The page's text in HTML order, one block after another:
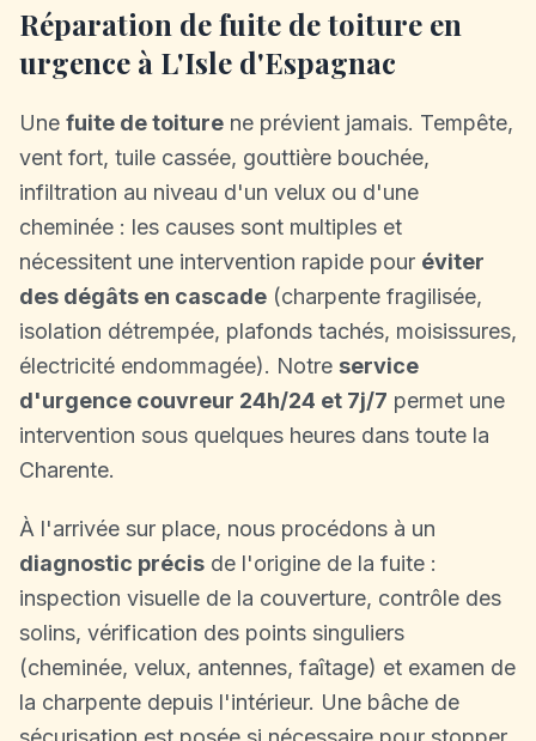
Réparation de fuite de toiture en
urgence à L'Isle d'Espagnac
Une fuite de toiture ne prévient jamais. Tempête,
vent fort, tuile cassée, gouttière bouchée,
infiltration au niveau d'un velux ou d'une
cheminée : les causes sont multiples et
nécessitent une intervention rapide pour éviter
des dégâts en cascade (charpente fragilisée,
isolation détrempée, plafonds tachés, moisissures,
électricité endommagée). Notre service
d'urgence couvreur 24h/24 et 7j/7 permet une
intervention sous quelques heures dans toute la
Charente.
À l'arrivée sur place, nous procédons à un
diagnostic précis de l'origine de la fuite :
inspection visuelle de la couverture, contrôle des
solins, vérification des points singuliers
(cheminée, velux, antennes, faîtage) et examen de
la charpente depuis l'intérieur. Une bâche de